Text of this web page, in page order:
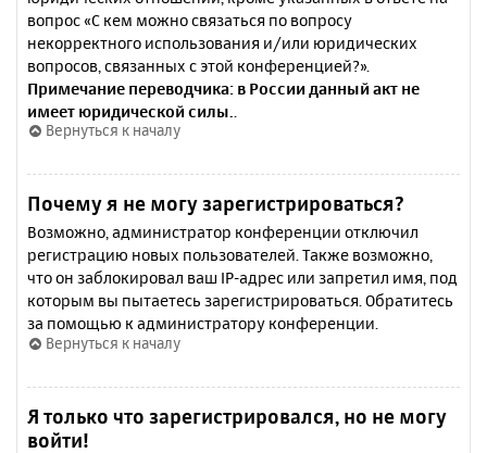
вопрос «С кем можно связаться по вопросу
некорректного использования и/или юридических
вопросов, связанных с этой конференцией?».
Примечание переводчика: в России данный акт не
имеет юридической силы.
Вернуться к началу
Почему я не могу зарегистрироваться?
Возможно, администратор конференции отключил
регистрацию новых пользователей. Также возможно,
что он заблокировал ваш IP-адрес или запретил имя, под
которым вы пытаетесь зарегистрироваться. Обратитесь
за помощью к администратору конференции.
Вернуться к началу
Я только что зарегистрировался, но не могу
войти!